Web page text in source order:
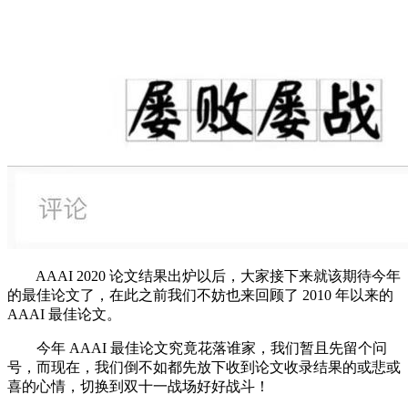
AAAI 2020 论文结果出炉以后，大家接下来就该期待今年
的最佳论文了，在此之前我们不妨也来回顾了 2010 年以来的
AAAI 最佳论文。
今年 AAAI 最佳论文究竟花落谁家，我们暂且先留个问
号，而现在，我们倒不如都先放下收到论文收录结果的或悲或
喜的心情，切换到双十一战场好好战斗！